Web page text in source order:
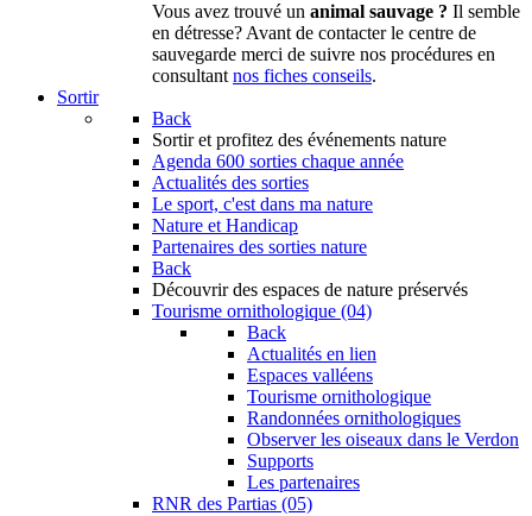
Vous avez trouvé un animal sauvage ? Il semble
en détresse? Avant de contacter le centre de
sauvegarde merci de suivre nos procédures en
consultant nos fiches conseils.
Sortir
Back
Sortir et profitez des événements nature
Agenda 600 sorties chaque année
Actualités des sorties
Le sport, c'est dans ma nature
Nature et Handicap
Partenaires des sorties nature
Back
Découvrir des espaces de nature préservés
Tourisme ornithologique (04)
Back
Actualités en lien
Espaces valléens
Tourisme ornithologique
Randonnées ornithologiques
Observer les oiseaux dans le Verdon
Supports
Les partenaires
RNR des Partias (05)